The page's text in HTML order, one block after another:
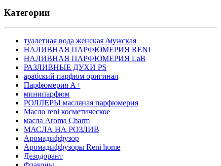
Категории
туалетная вода женская /мужская
НАЛИВНАЯ ПАРФЮМЕРИЯ RENI
НАЛИВНАЯ ПАРФЮМЕРИЯ LaB
РАЗЛИВНЫЕ ДУХИ PS
арабский парфюм оригинал
Парфюмерия А+
минипарфюм
РОЛЛЕРЫ масляная парфюмерия
Масло reni косметическое
масла Aroma Charm
МАСЛА НА РОЗЛИВ
Аромадиффузор
Аромадиффузоры Reni home
Дезодорант